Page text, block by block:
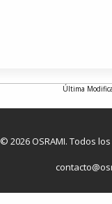
Última
© 2026 OSRAMI. Todos